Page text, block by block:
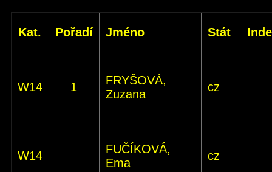
Kat. Pořadí Jméno Stát
W14 1
FRYŠOVÁ,
Zuzana
cz
W14
FUČÍKOVÁ,
Ema
cz